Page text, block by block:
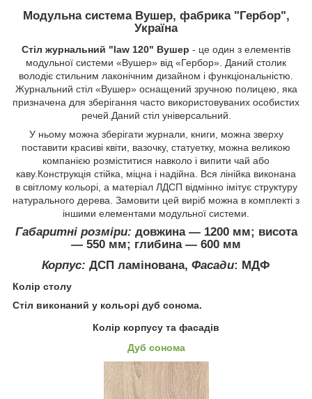
Модульна система Вушер, фабрика "Гербор",
Україна
Стіл журнальний "law 120" Вушер - це один з елементів
модульної системи «Вушер» від «Гербор». Даний столик
володіє стильним лаконічним дизайном і функціональністю.
Журнальний стіл «Вушер» оснащений зручною полицею, яка
призначена для зберігання часто використовуваних особистих
речей.Даний стіл універсальний.
У ньому можна зберігати журнали, книги, можна зверху
поставити красиві квіти, вазочку, статуетку, можна великою
компанією розміститися навколо і випити чай або
каву.Конструкція стійка, міцна і надійна. Вся лінійка виконана
в світлому кольорі, а матеріал ЛДСП відмінно імітує структуру
натурального дерева. Замовити цей виріб можна в комплекті з
іншими елементами модульної системи.
Габаритні розміри: довжина ― 1200 мм; висота
― 550 мм; глибина ― 600 мм
Корпус: ДСП ламінована, Фасади: МДФ
Колір столу
Стіл виконаний у кольорі дуб сонома.
Колір корпусу та фасадів
Дуб сонома